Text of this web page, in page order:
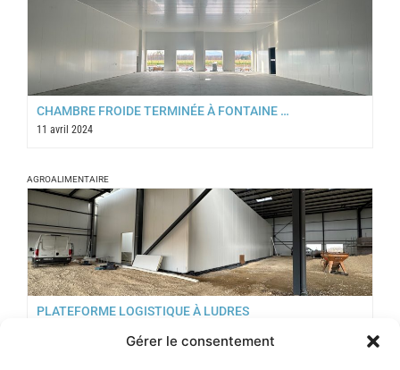
Gérer le consentement
CHAMBRE FROIDE TERMINÉE À FONTAINE …
11 avril 2024
AGROALIMENTAIRE
PLATEFORME LOGISTIQUE À LUDRES